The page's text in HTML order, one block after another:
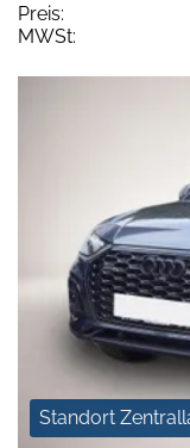
Preis:
MWSt:
Standort